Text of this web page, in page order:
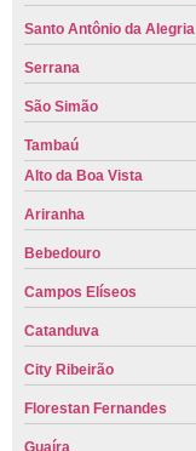
Santo Antônio da Alegria
Serrana
São Simão
Tambaú
Alto da Boa Vista
Ariranha
Bebedouro
Campos Elíseos
Catanduva
City Ribeirão
Florestan Fernandes
Guaíra